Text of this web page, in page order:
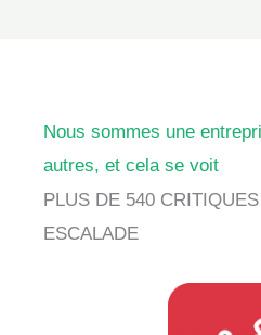
Nous sommes une
autres, et cela se voit
PLUS DE 540
ESCALADE